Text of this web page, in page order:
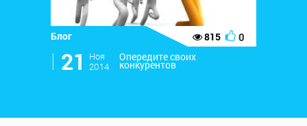
Блог 815 0
l 21
Ноя
2014
Опередите своих
конкурентов